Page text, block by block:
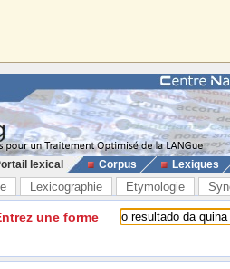
lexical Corpus Lexiques
Lexicographie Etymologie
une forme